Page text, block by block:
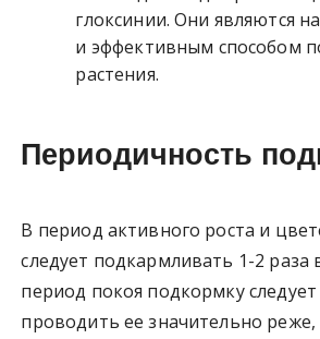
глоксинии. Они являются
и эффективным способом
растения.
Периодичность
В период активного роста и
следует подкармливать 1-2 раза
период покоя подкормку
проводить ее значительно